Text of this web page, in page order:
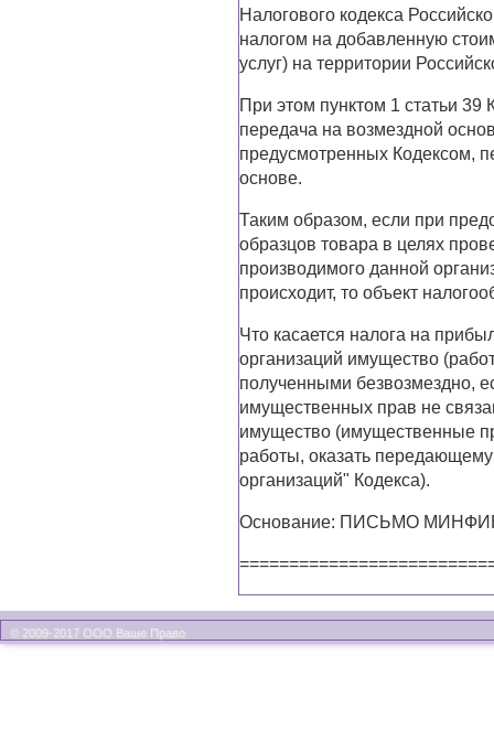
Налогового кодекса
налогом на добавленную
услуг) на территории
При этом пунктом 1 статьи 39
передача на возмездной
предусмотренных Кодексом,
основе.
Таким образом, если при
образцов товара в целях
производимого данной
происходит, то объект
Что касается налога на
организаций имущество
полученными безвозмездно,
имущественных прав не
имущество (имущественные
работы, оказать
организаций" Кодекса).
Основание: ПИСЬМО
© 2009-2017 ООО Ваше Право